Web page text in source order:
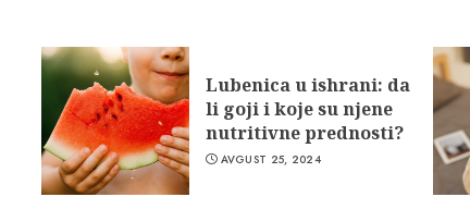
6
Lubenica u ishrani: da
li goji i koje su njene
nutritivne prednosti?
AVGUST 25, 2024